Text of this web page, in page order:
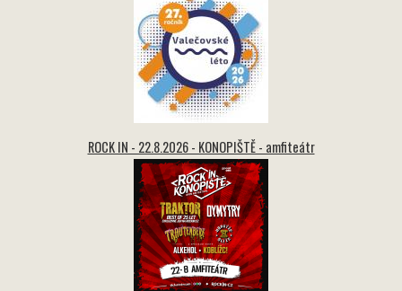
ROCK IN - 22.8.2026 - KONOPIŠTĚ - amfiteátr